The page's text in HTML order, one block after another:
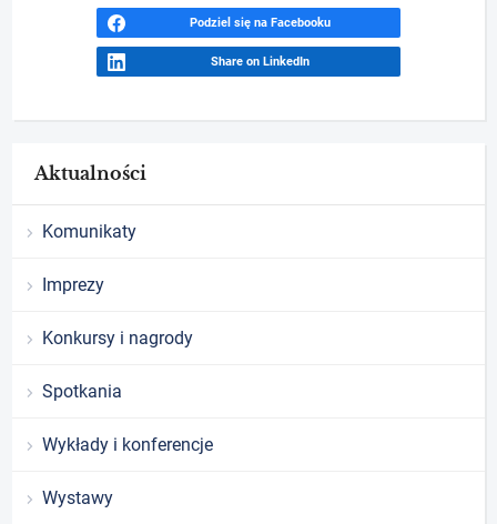
Podziel się na Facebooku
Share on LinkedIn
Aktualności
Komunikaty
Imprezy
Konkursy i nagrody
Spotkania
Wykłady i konferencje
Wystawy